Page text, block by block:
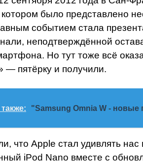
было представлено
событием стала
неподтверждённой
Но тут тоже всё
— пятёрку и получили.
"Samsung Omnia W - новые
что Apple стал удивлять
iPod Nano вместе с